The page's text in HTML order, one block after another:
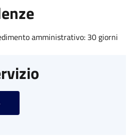
amministrativo: 30 giorni